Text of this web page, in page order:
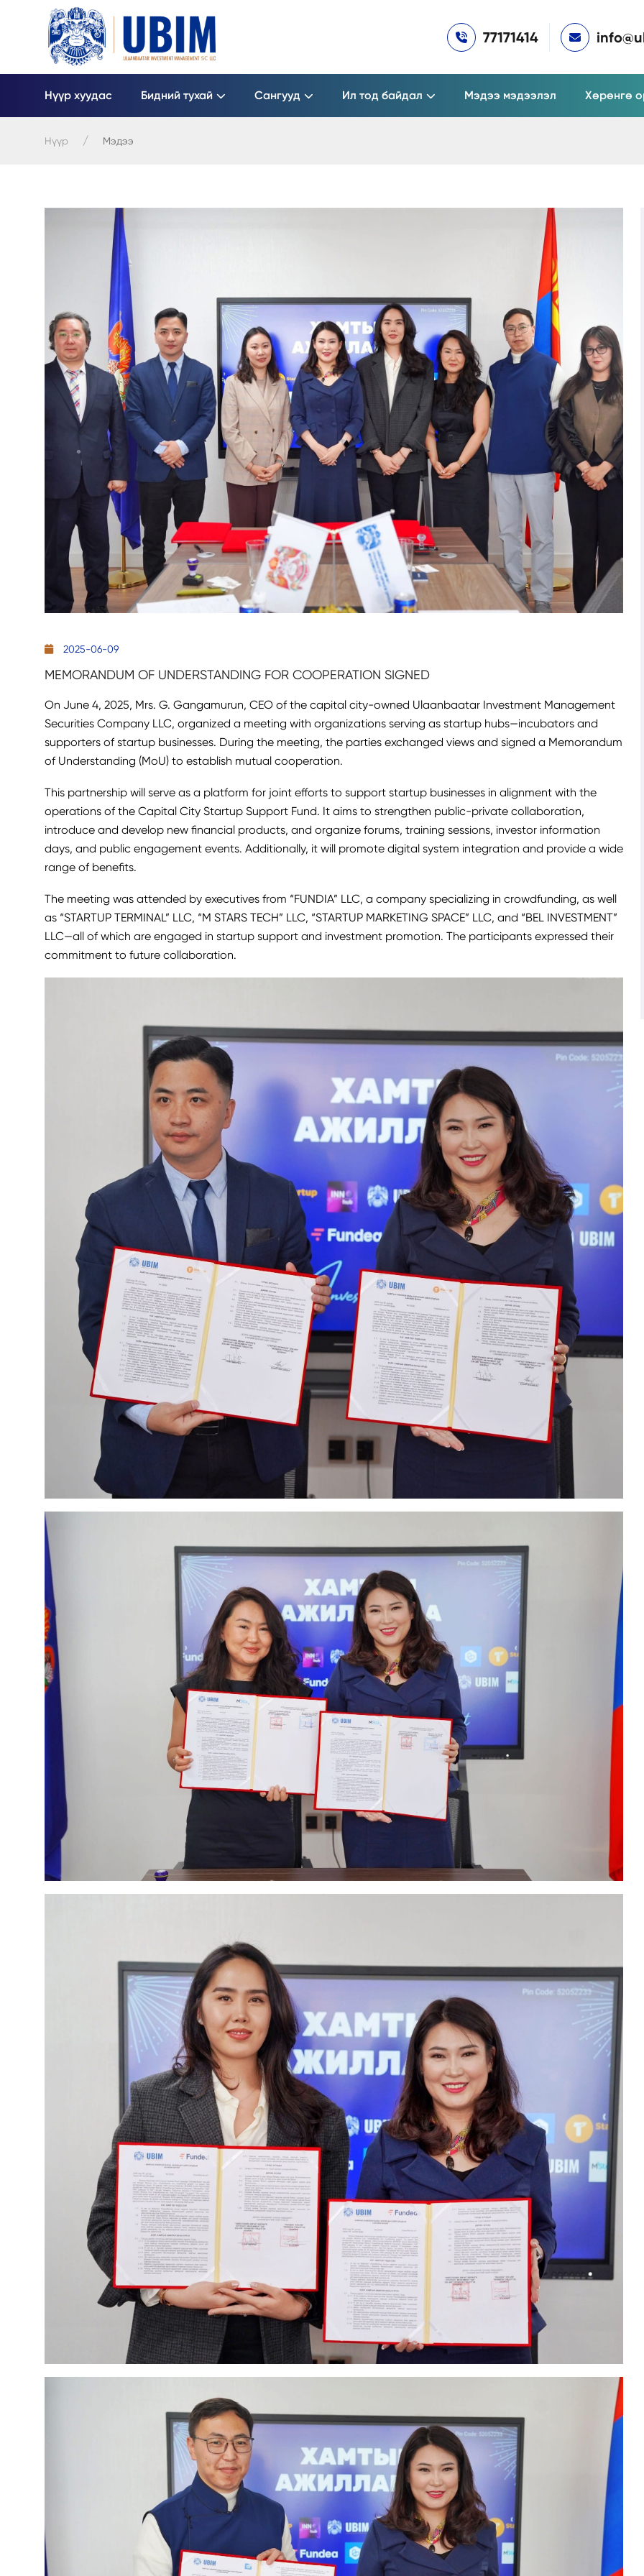
77171414
Нүүр хуудас Бидний тухай Сангууд Ил тод байдал Мэдээ мэдээлэл Хөрөнгө
Нүүр Мэдээ
2025-06-09
MEMORANDUM OF UNDERSTANDING FOR COOPERATION SIGNED
On June 4, 2025, Mrs. G. Gangamurun, CEO of the capital city-owned Ulaanbaatar Investment Management
Securities Company LLC, organized a meeting with organizations serving as startup hubs—incubators and
supporters of startup businesses. During the meeting, the parties exchanged views and signed a Memorandum
of Understanding (MoU) to establish mutual cooperation.
This partnership will serve as a platform for joint efforts to support startup businesses in alignment with the
operations of the Capital City Startup Support Fund. It aims to strengthen public-private collaboration,
introduce and develop new financial products, and organize forums, training sessions, investor information
days, and public engagement events. Additionally, it will promote digital system integration and provide a wide
range of benefits.
The meeting was attended by executives from “FUNDIA” LLC, a company specializing in crowdfunding, as well
as “STARTUP TERMINAL” LLC, “M STARS TECH” LLC, “STARTUP MARKETING SPACE” LLC, and “BEL INVESTMENT”
LLC—all of which are engaged in startup support and investment promotion. The participants expressed their
commitment to future collaboration.